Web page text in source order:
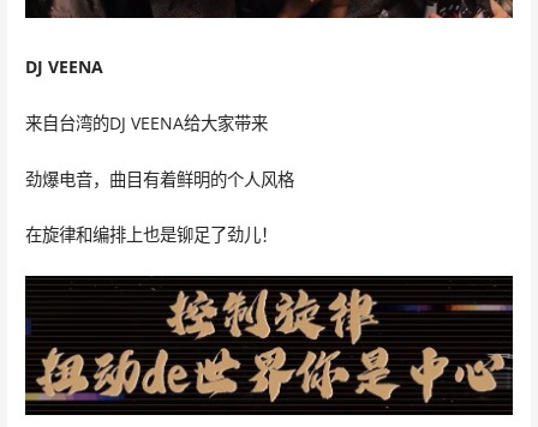
DJ VEENA
来自台湾的DJ VEENA给大家带来
劲爆电音，曲目有着鲜明的个人风格
在旋律和编排上也是铆足了劲儿！